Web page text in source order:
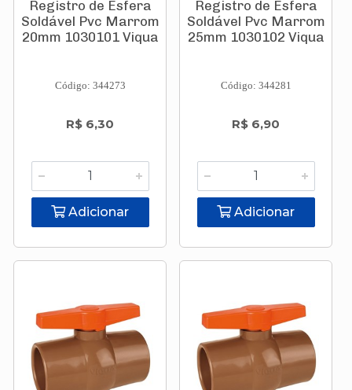
Registro de Esfera
Soldável Pvc Marrom
20mm 1030101 Viqua
Código: 344273
R$ 6,30
Adicionar
Registro de Esfera
Soldável Pvc Marrom
25mm 1030102 Viqua
Código: 344281
R$ 6,90
Adicionar